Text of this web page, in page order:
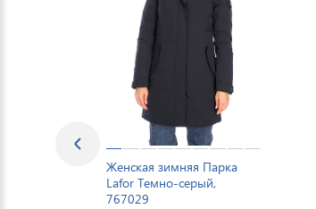
Женская зимняя Парка
Lafor Темно-серый,
767029